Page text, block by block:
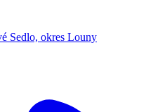
Sedlo, okres Louny